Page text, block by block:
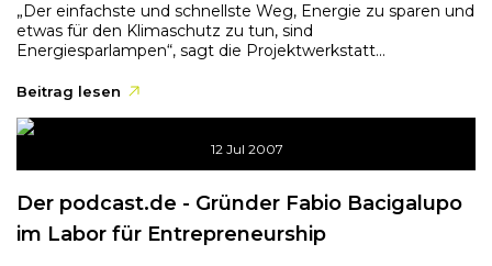
„Der einfachste und schnellste Weg, Energie zu sparen und
etwas für den Klimaschutz zu tun, sind
Energiesparlampen“, sagt die Projektwerkstatt...
Beitrag lesen
12 Jul 2007
Der podcast.de - Gründer Fabio Bacigalupo
im Labor für Entrepreneurship